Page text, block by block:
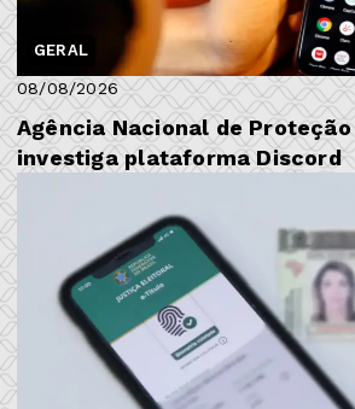
GERAL
08/08/2026
Agência Nacional de Proteção
investiga plataforma Discord